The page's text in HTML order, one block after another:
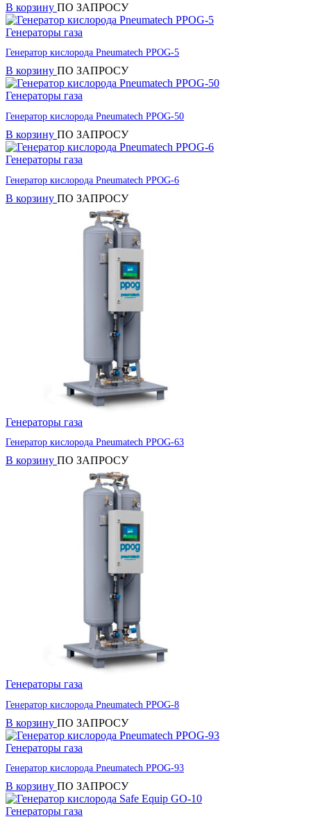
В корзину ПО ЗАПРОСУ
Генераторы газа
Генератор кислорода Pneumatech PPOG-5
В корзину ПО ЗАПРОСУ
Генераторы газа
Генератор кислорода Pneumatech PPOG-50
В корзину ПО ЗАПРОСУ
Генераторы газа
Генератор кислорода Pneumatech PPOG-6
В корзину ПО ЗАПРОСУ
Генераторы газа
Генератор кислорода Pneumatech PPOG-63
В корзину ПО ЗАПРОСУ
Генераторы газа
Генератор кислорода Pneumatech PPOG-8
В корзину ПО ЗАПРОСУ
Генераторы газа
Генератор кислорода Pneumatech PPOG-93
В корзину ПО ЗАПРОСУ
Генераторы газа